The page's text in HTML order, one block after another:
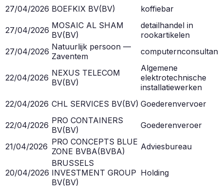
27/04/2026 BOEFKIX BV(BV) koffiebar
27/04/2026 MOSAIC AL SHAM
BV(BV)
detailhandel in
rookartikelen
27/04/2026 Natuurlijk persoon —
Zaventem
22/04/2026 NEXUS TELECOM
BV(BV)
Algemene
elektrotechnische
installatiewerken
22/04/2026 CHL SERVICES BV(BV) Goederenvervoer
22/04/2026 PRO CONTAINERS
BV(BV) Goederenveroer
21/04/2026 PRO CONCEPTS BLUE
ZONE BVBA(BVBA) Adviesbureau
20/04/2026
BRUSSELS
INVESTMENT GROUP
BV(BV)
Holding